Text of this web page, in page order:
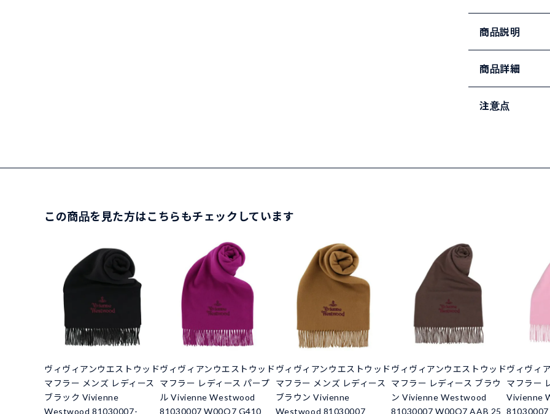
商品説明
商品詳細
注意点
この商品を見た方はこちらもチェックしています
ヴィヴィアンウエストウッド
マフラー メンズ レディース
ブラック Vivienne
Westwood 81030007-
ヴィヴィアンウエストウッド
マフラー レディース パープ
ル Vivienne Westwood
81030007 W00Q7 G410
ヴィヴィアンウエストウッド
マフラー メンズ レディース
ブラウン Vivienne
Westwood 81030007
ヴィヴィアンウエストウッド
マフラー レディース ブラウ
ン Vivienne Westwood
81030007 W00Q7 AAB 25
ヴィヴィ
マフラー
Vivienne